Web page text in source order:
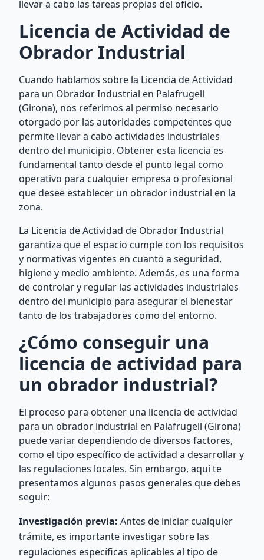
llevar a cabo las tareas propias del oficio.
Licencia de Actividad de
Obrador Industrial
Cuando hablamos sobre la Licencia de Actividad
para un Obrador Industrial en Palafrugell
(Girona), nos referimos al permiso necesario
otorgado por las autoridades competentes que
permite llevar a cabo actividades industriales
dentro del municipio. Obtener esta licencia es
fundamental tanto desde el punto legal como
operativo para cualquier empresa o profesional
que desee establecer un obrador industrial en la
zona.
La Licencia de Actividad de Obrador Industrial
garantiza que el espacio cumple con los requisitos
y normativas vigentes en cuanto a seguridad,
higiene y medio ambiente. Además, es una forma
de controlar y regular las actividades industriales
dentro del municipio para asegurar el bienestar
tanto de los trabajadores como del entorno.
¿Cómo conseguir una
licencia de actividad para
un obrador industrial?
El proceso para obtener una licencia de actividad
para un obrador industrial en Palafrugell (Girona)
puede variar dependiendo de diversos factores,
como el tipo específico de actividad a desarrollar y
las regulaciones locales. Sin embargo, aquí te
presentamos algunos pasos generales que debes
seguir:
Investigación previa: Antes de iniciar cualquier
trámite, es importante investigar sobre las
regulaciones específicas aplicables al tipo de